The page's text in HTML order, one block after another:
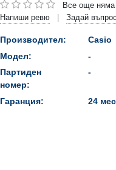
Все още няма
Напиши ревю
Задай въпрос
Производител:
Casio
Модел:
-
Партиден
номер:
-
Гаранция: 24